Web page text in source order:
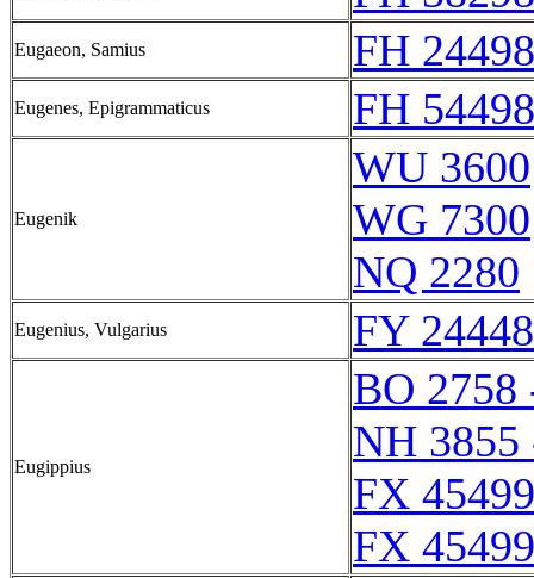
Eugaeon, Samius FH
Eugenes, Epigrammaticus FH
Eugenik
WU 3600
WG 7300
NQ 2280
Eugenius, Vulgarius FY
Eugippius
BO 2758
NH
FX
FX